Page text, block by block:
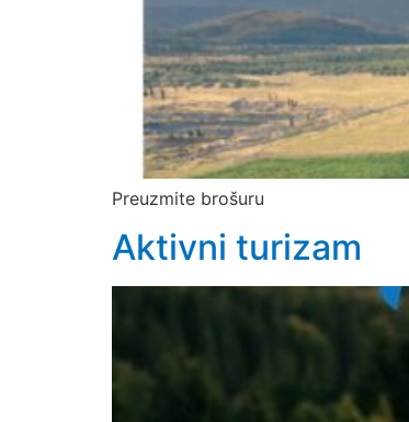
Preuzmite brošuru
Aktivni turizam